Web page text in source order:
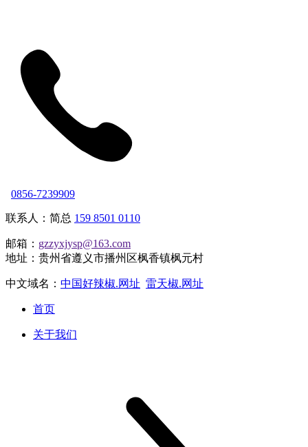
0856-7239909
联系人：简总 159 8501 0110
邮箱： gzzyxjysp@163.com
地址：贵州省遵义市播州区枫香镇枫元村
中文域名： 中国好辣椒.网址 雷天椒.网址
首页
关于我们